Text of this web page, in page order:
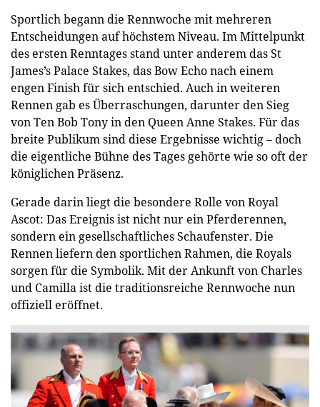
Sportlich begann die Rennwoche mit mehreren
Entscheidungen auf höchstem Niveau. Im Mittelpunkt
des ersten Renntages stand unter anderem das St
James’s Palace Stakes, das Bow Echo nach einem
engen Finish für sich entschied. Auch in weiteren
Rennen gab es Überraschungen, darunter den Sieg
von Ten Bob Tony in den Queen Anne Stakes. Für das
breite Publikum sind diese Ergebnisse wichtig – doch
die eigentliche Bühne des Tages gehörte wie so oft der
königlichen Präsenz.
Gerade darin liegt die besondere Rolle von Royal
Ascot: Das Ereignis ist nicht nur ein Pferderennen,
sondern ein gesellschaftliches Schaufenster. Die
Rennen liefern den sportlichen Rahmen, die Royals
sorgen für die Symbolik. Mit der Ankunft von Charles
und Camilla ist die traditionsreiche Rennwoche nun
offiziell eröffnet.